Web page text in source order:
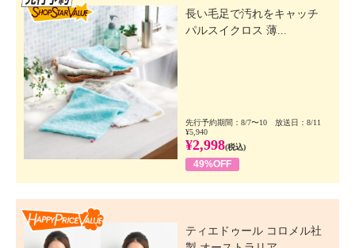
長い毛足で汚れをキャッチ
パルスイクロス 薄...
先行予約期間：8/7〜10 放送日：8/11
¥5,940
¥2,998(税込)
49%OFF
ティエドゥール コロメル社